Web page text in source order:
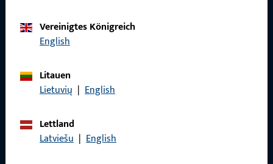
Kontaktieren Sie uns
Vereinigtes Königreich
English
Litauen
Lietuvių | English
Lettland
Latviešu | EnglishAllgemeines